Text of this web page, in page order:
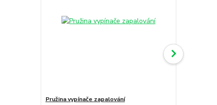
Pružina vypínače zapalování